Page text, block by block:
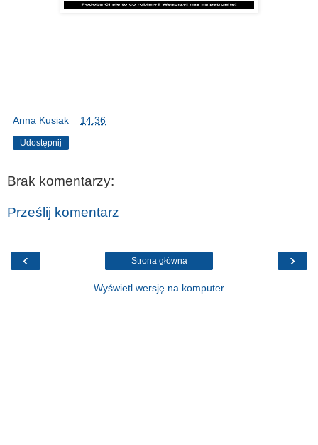
Anna Kusiak 14:36
Udostępnij
Brak komentarzy:
Prześlij komentarz
‹ ›
Strona główna
Wyświetl wersję na komputer